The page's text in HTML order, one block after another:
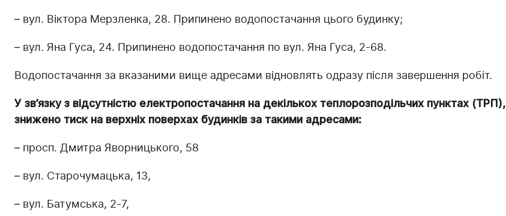
– вул. Віктора Мерзленка, 28. Припинено водопостачання цього будинку;
– вул. Яна Гуса, 24. Припинено водопостачання по вул. Яна Гуса, 2-68.
Водопостачання за вказаними вище адресами відновлять одразу після завершення робіт.
У зв’язку з відсутністю електропостачання на декількох теплорозподільчих пунктах (ТРП),
знижено тиск на верхніх поверхах будинків за такими адресами:
– просп. Дмитра Яворницького, 58
– вул. Старочумацька, 13,
– вул. Батумська, 2-7,